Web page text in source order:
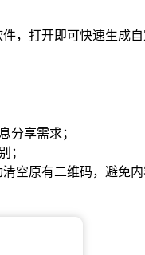
，打开即可快速生成
分享需求；
；
空原有二维码，避免内